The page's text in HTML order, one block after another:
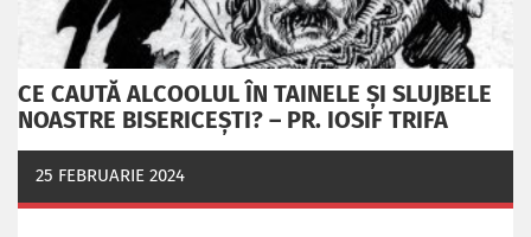
CE CAUTĂ ALCOOLUL ÎN TAINELE ŞI SLUJBELE
NOASTRE BISERICEŞTI? – PR. IOSIF TRIFA
25 FEBRUARIE 2024